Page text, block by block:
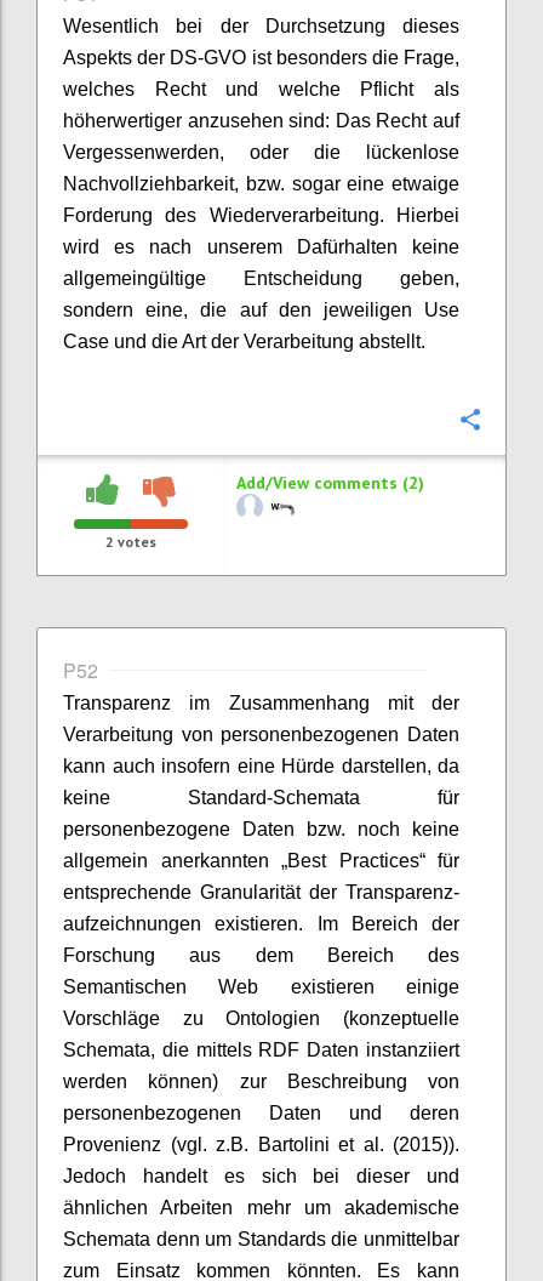
Wesentlich bei der Durchsetzung dieses
Aspekts der DS-GVO ist besonders die Frage,
welches Recht und welche Pflicht als
höherwertiger anzusehen sind: Das Recht auf
Vergessenwerden, oder die lückenlose
Nachvollziehbarkeit, bzw. sogar eine etwaige
Forderung des Wiederverarbeitung. Hierbei
wird es nach unserem Dafürhalten keine
allgemeingültige Entscheidung geben,
sondern eine, die auf den jeweiligen Use
Case und die Art der Verarbeitung abstellt.
2 votes
Add/View comments (2)
P52
Transparenz im Zusammenhang mit der
Verarbeitung von personenbezogenen Daten
kann auch insofern eine Hürde darstellen, da
keine Standard-Schemata für
personenbezogene Daten bzw. noch keine
allgemein anerkannten „Best Practices“ für
entsprechende Granularität der Transparenz-
aufzeichnungen existieren. Im Bereich der
Forschung aus dem Bereich des
Semantischen Web existieren einige
Vorschläge zu Ontologien (konzeptuelle
Schemata, die mittels RDF Daten instanziiert
werden können) zur Beschreibung von
personenbezogenen Daten und deren
Provenienz (vgl. z.B. Bartolini et al. (2015)).
Jedoch handelt es sich bei dieser und
ähnlichen Arbeiten mehr um akademische
Schemata denn um Standards die unmittelbar
zum Einsatz kommen könnten. Es kann